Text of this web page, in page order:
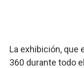
​La exhibición, que
360 durante todo